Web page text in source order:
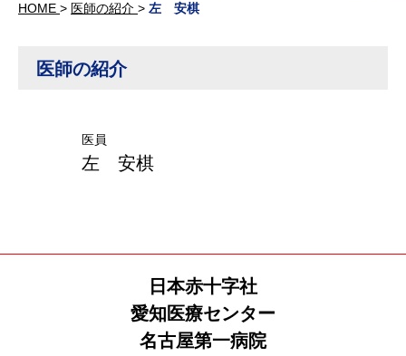
HOME > 医師の紹介 > 左 安棋
医師の紹介
医員
左 安棋
日本赤十字社
愛知医療センター
名古屋第一病院